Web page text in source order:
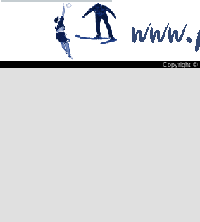
Copyright ©